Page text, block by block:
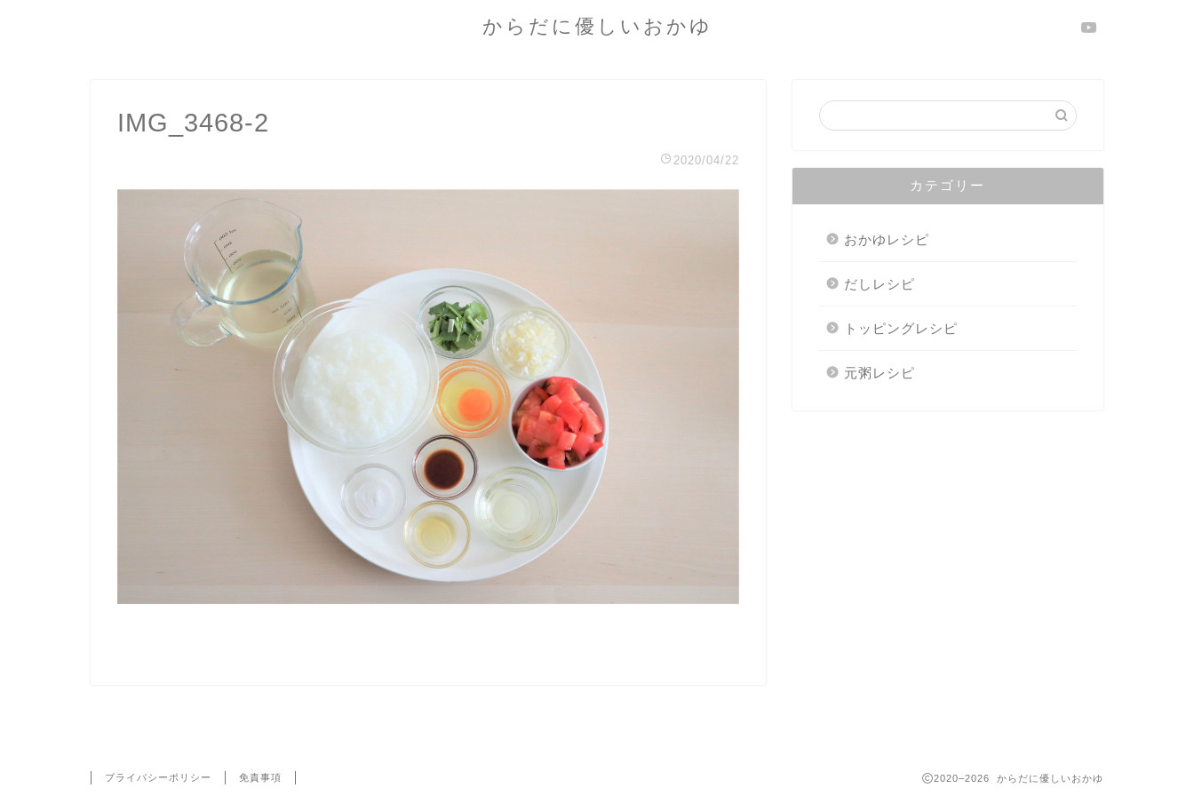
からだに優しいおかゆ
IMG_3468-2
2020/04/22
カテゴリー
おかゆレシピ
だしレシピ
トッピングレシピ
元粥レシピ
プライバシーポリシー 免責事項 2020–2026 からだに優しいおかゆ